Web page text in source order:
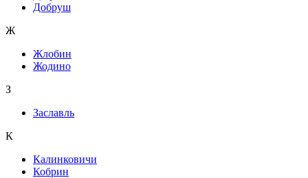
Добруш
Ж
Жлобин
Жодино
З
Заславль
К
Калинковичи
Кобрин